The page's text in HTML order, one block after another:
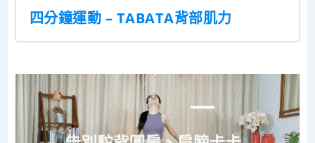
四分鐘運動 – TABATA背部肌力